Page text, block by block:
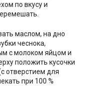
по вкусу и
маслом, на дно
чеснока,
с молоком яйцом и
положить кусочки
отверстием для
при 100 %